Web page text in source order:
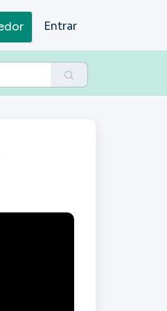
Entrar